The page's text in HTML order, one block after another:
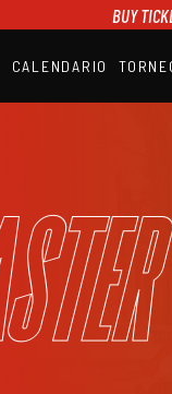
BUY
CALENDARIO